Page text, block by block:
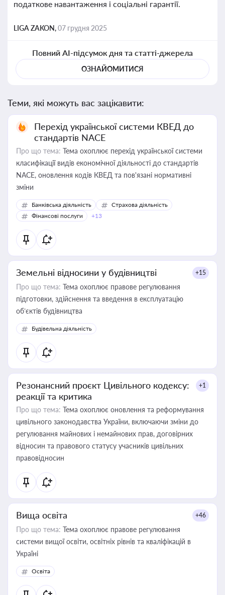
податкове навантаження і соціальні гарантії.
LIGA ZAKON,07 грудня 2025
Повний AI-підсумок дня та статті-джерела
ОЗНАЙОМИТИСЯ
Теми, які можуть вас зацікавити:
Перехід української системи КВЕД до
стандартів NACE
Про що тема: Тема охоплює перехід української системи
класифікації видів економічної діяльності до стандартів
NACE, оновлення кодів КВЕД та пов'язані нормативні
зміни
Банківська діяльність
Страхова діяльність
Фінансові послуги
+13
Земельні відносини у будівництві +15
Про що тема: Тема охоплює правове регулювання
підготовки, здійснення та введення в експлуатацію
об’єктів будівництва
Будівельна діяльність
Резонансний проєкт Цивільного кодексу:
реакції та критика
+1
Про що тема: Тема охоплює оновлення та реформування
цивільного законодавства України, включаючи зміни до
регулювання майнових і немайнових прав, договірних
відносин та правового статусу учасників цивільних
правовідносин
Вища освіта +46
Про що тема: Тема охоплює правове регулювання
системи вищої освіти, освітніх рівнів та кваліфікацій в
Україні
Освіта